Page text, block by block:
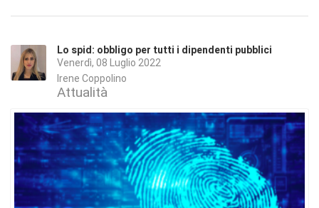
Lo spid: obbligo per tutti i dipendenti pubblici
Venerdì, 08 Luglio 2022
Irene Coppolino
Attualità